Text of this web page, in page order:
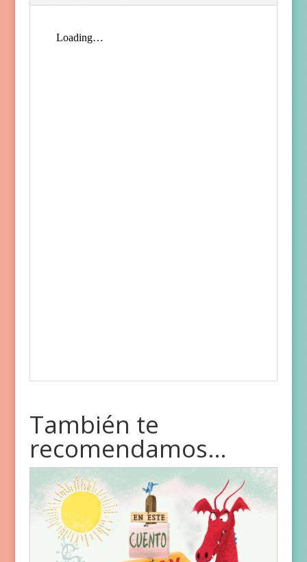
También te
recomendamos…